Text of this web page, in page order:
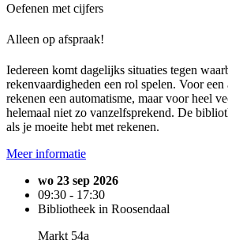
Oefenen met cijfers
Alleen op afspraak!
Iedereen komt dagelijks situaties tegen
rekenvaardigheden een rol spelen. Voor een
rekenen een automatisme, maar voor heel
helemaal niet zo vanzelfsprekend. De
als je moeite hebt met rekenen.
Meer informatie
wo 23 sep 2026
09:30 - 17:30
Bibliotheek in Roosendaal
Markt 54a